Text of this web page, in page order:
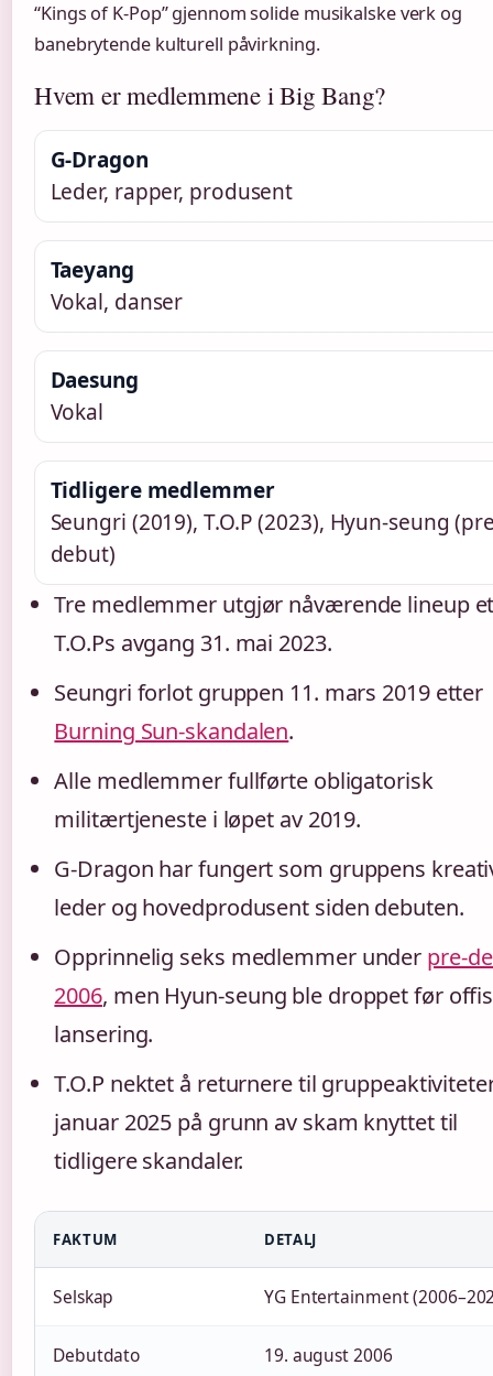
“Kings of K-Pop” gjennom solide musikalske verk og
banebrytende kulturell påvirkning.
Hvem er medlemmene i Big Bang?
G-Dragon
Leder, rapper, produsent
Taeyang
Vokal, danser
Daesung
Vokal
Tidligere medlemmer
Seungri (2019), T.O.P (2023), Hyun-seung
debut)
Tre medlemmer utgjør nåværende lineup
T.O.Ps avgang 31. mai 2023.
Seungri forlot gruppen 11. mars 2019 etter
Burning Sun-skandalen.
Alle medlemmer fullførte obligatorisk
militærtjeneste i løpet av 2019.
G-Dragon har fungert som gruppens
leder og hovedprodusent siden debuten.
Opprinnelig seks medlemmer under pre-
2006, men Hyun-seung ble droppet før
lansering.
T.O.P nektet å returnere til
januar 2025 på grunn av skam knyttet til
tidligere skandaler.
FAKTUM DETALJ
Selskap YG Entertainment
Debutdato 19. august 2006